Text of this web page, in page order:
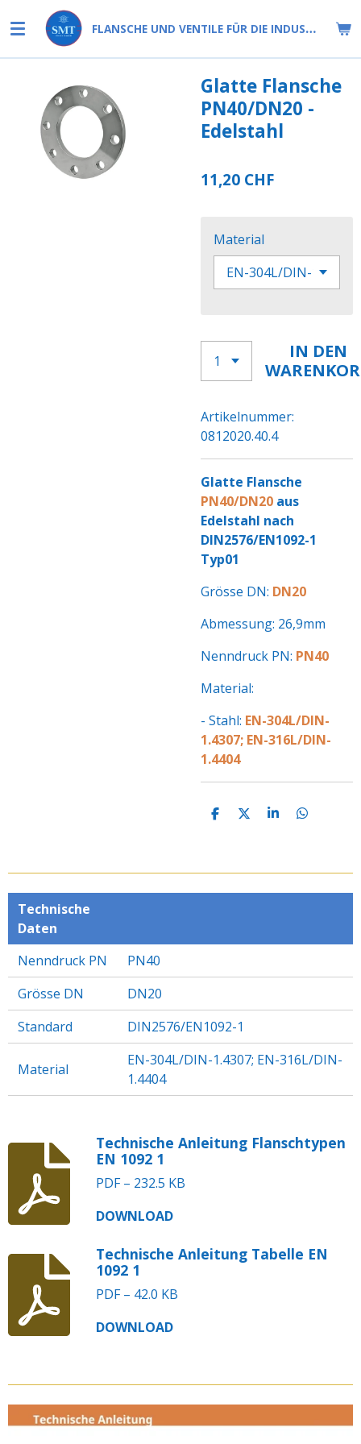
Hauptinhalt
springen
FLANSCHE UND VENTILE FÜR DIE INDUSTRIE
Glatte Flansche
PN40/DN20 -
Edelstahl
11,20 CHF
Material
IN DEN
Artikelnummer:
0812020.40.4
Glatte Flansche
PN40/DN20 aus
Edelstahl nach
DIN2576/EN1092-1
Typ01
Grösse DN: DN20
Abmessung: 26,9mm
Nenndruck PN: PN40
Material:
- Stahl: EN-304L/DIN-
1.4307; EN-316L/DIN-
1.4404
T
E
T
E
T
E
T
E
Technische
Daten
Nenndruck PN
PN40
Grösse DN
DN20
Standard
DIN2576/EN1092-1
Material
EN-304L/DIN-1.4307; EN-316L/DIN-
1.4404
Technische Anleitung Flanschtypen
EN 1092 1
PDF – 232.5 KB
DOWNLOAD
Technische Anleitung Tabelle EN
1092 1
PDF – 42.0 KB
DOWNLOAD